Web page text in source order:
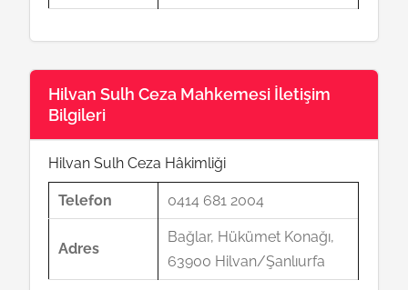
Hilvan Sulh Ceza Mahkemesi İletişim
Bilgileri
Hilvan Sulh Ceza Hâkimliği
Telefon 0414 681 2004
Adres
Bağlar, Hükümet Konağı,
63900 Hilvan/Şanlıurfa